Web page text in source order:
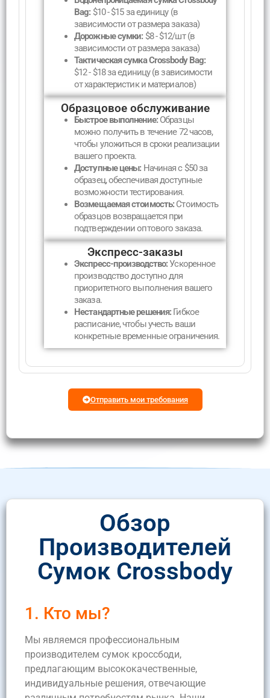
Bag: $10 - $15 за единицу (в
зависимости от размера заказа)
Дорожные сумки: $8 - $12/шт (в
зависимости от размера заказа)
Тактическая сумка Crossbody Bag:
$12 - $18 за единицу (в зависимости
от характеристик и материалов)
Образцовое обслуживание
Быстрое выполнение:Образцы
можно получить в течение 72 часов,
чтобы уложиться в сроки реализации
вашего проекта.
Доступные цены: Начиная с $50 за
образец, обеспечивая доступные
возможности тестирования.
Возмещаемая стоимость: Стоимость
образцов возвращается при
подтверждении оптового заказа.
Экспресс-заказы
Экспресс-производство:Ускоренное
производство доступно для
приоритетного выполнения вашего
заказа.
Нестандартные решения: Гибкое
расписание, чтобы учесть ваши
конкретные временные ограничения.
Отправить мои требования
Обзор
Производителей
Сумок Crossbody
1. Кто мы?
Мы являемся профессиональным
производителем сумок кроссбоди,
предлагающим высококачественные,
индивидуальные решения, отвечающие